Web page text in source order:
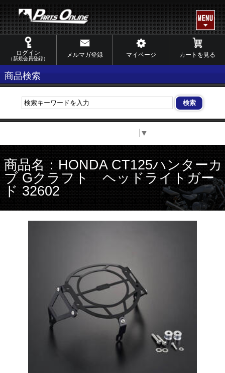
ログイン
（新規会員登録）
メルマガ登録 マイページ カートを見る
商品検索
▼
商品名：HONDA CT125ハンターカ
ブ Gクラフト ヘッドライトガー
ド 32602